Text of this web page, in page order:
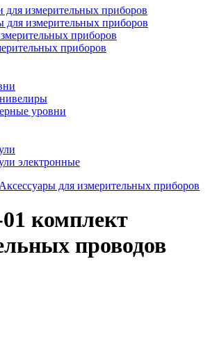
для измерительных приборов
для измерительных приборов
приборов
приборов
уровни
электронные
Аксессуары для измерительных приборов
комплект
проводов